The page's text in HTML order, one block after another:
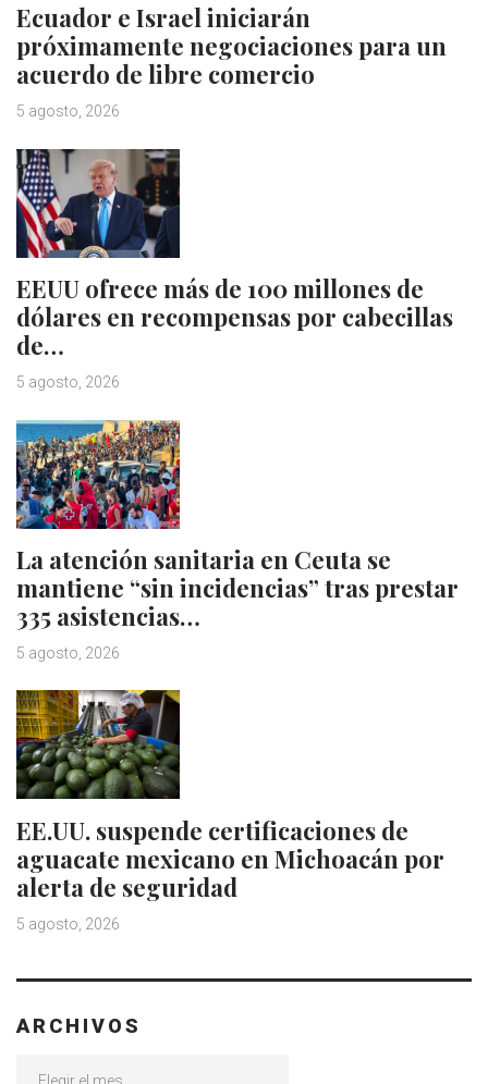
Ecuador e Israel iniciarán
próximamente negociaciones para un
acuerdo de libre comercio
5 agosto, 2026
EEUU ofrece más de 100 millones de
dólares en recompensas por cabecillas
de…
5 agosto, 2026
La atención sanitaria en Ceuta se
mantiene “sin incidencias” tras prestar
335 asistencias…
5 agosto, 2026
EE.UU. suspende certificaciones de
aguacate mexicano en Michoacán por
alerta de seguridad
5 agosto, 2026
ARCHIVOS